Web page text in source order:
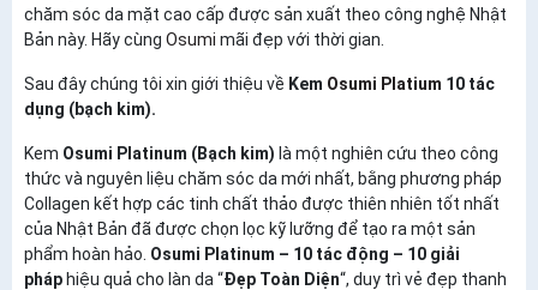
chăm sóc da mặt cao cấp được sản xuất theo công nghệ Nhật
Bản này. Hãy cùng Osumi mãi đẹp với thời gian.
Sau đây chúng tôi xin giới thiệu về Kem Osumi Platium 10 tác
dụng (bạch kim).
Kem Osumi Platinum (Bạch kim) là một nghiên cứu theo công
thức và nguyên liệu chăm sóc da mới nhất, bằng phương pháp
Collagen kết hợp các tinh chất thảo được thiên nhiên tốt nhất
của Nhật Bản đã được chọn lọc kỹ lưỡng để tạo ra một sản
phẩm hoàn hảo. Osumi Platinum – 10 tác động – 10 giải
pháphiệu quả cho làn da “Đẹp Toàn Diện“, duy trì vẻ đẹp thanh